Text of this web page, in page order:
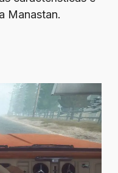
Manastan.